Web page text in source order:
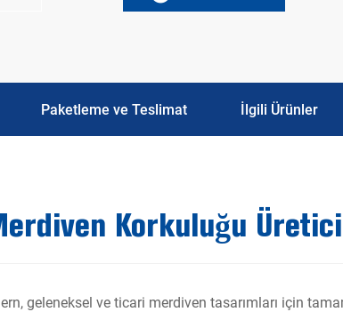
Paketleme ve Teslimat İlgili Ürünler
Korkuluğu
geleneksel ve ticari merdiven tasarımları için